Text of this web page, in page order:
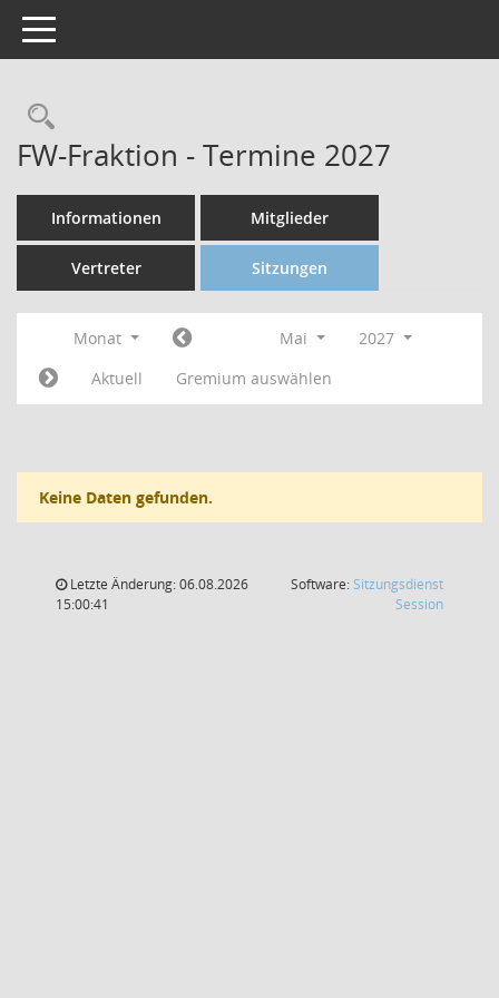
Toggle navigation
FW-Fraktion - Termine 2027
Informationen Mitglieder
Vertreter Sitzungen
Monat Mai
2027
Aktuell
Gremium auswählen
Keine Daten gefunden.
Letzte Änderung: 06.08.2026
15:00:41
Software: Sitzungsdienst
Session(Wird in